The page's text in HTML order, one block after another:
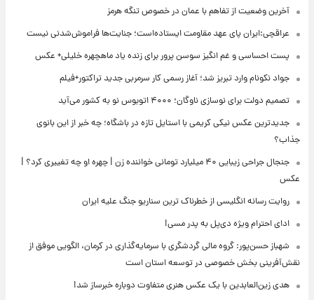
آخرین وضعیت از تفاهم با عمان در خصوص تنگه هرمز
عراقچی:ایران پای عهد مقاومت ایستاده‌است؛ جنایت‌ها فراموش‌شدنی نیست
پست احساسی و غم انگیز سوسن پرور برای زنده یاد ماهچهره خلیلی+ عکس
جواد نکونام وارد تبریز شد؛ آغاز رسمی کار سرمربی جدید تراکتور+فیلم
تصمیم دولت برای نوسازی ناوگان؛ ۴۰۰۰ اتوبوس نو به کشور می‌آید
جدیدترین عکس نیکی کریمی با استایل تازه در باشگاه؛ چه خبر از این بانوی
جذاب؟
جنجال جراحی زیبایی ۴۰ میلیارد تومانی خواننده زن | چهره او چه تغییری کرد؟ |
عکس
روایت رسانه انگلیسی از خطرناک ترین سناریو جنگ علیه ایران
ادای احترام ویژه دی‌پل به پدر مسی!
شهباز حسن‌پور: گروه مالی گردشگری با سرمایه‌گذاری در کرمان، الگویی موفق از
نقش‌آفرینی بخش خصوصی در توسعه استان است
هدی زین‌العابدین با یک عکس هنری متفاوت دوباره خبرساز شد!